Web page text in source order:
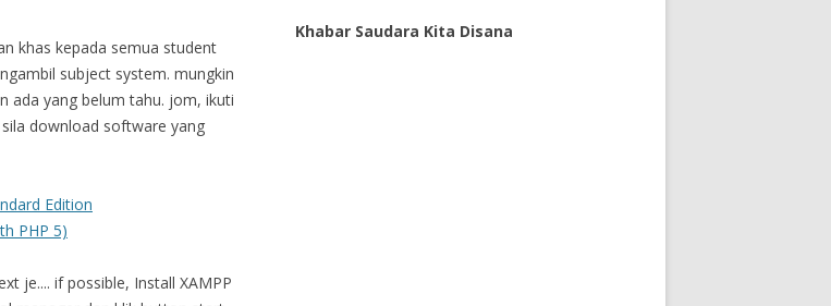
khas kepada semua student
subject system. mungkin
ada yang belum tahu. jom, ikuti
download software yang
Edition
PHP 5)
je.... if possible, Install XAMPP
Khabar Saudara Kita Disana